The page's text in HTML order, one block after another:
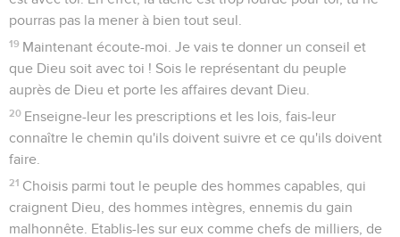
pourras pas la mener à bien tout seul.
19 Maintenant écoute-moi. Je vais te donner un conseil et
que Dieu soit avec toi ! Sois le représentant du peuple
auprès de Dieu et porte les affaires devant Dieu.
20 Enseigne-leur les prescriptions et les lois, fais-leur
connaître le chemin qu'ils doivent suivre et ce qu'ils doivent
faire.
21 Choisis parmi tout le peuple des hommes capables, qui
craignent Dieu, des hommes intègres, ennemis du gain
malhonnête. Etablis-les sur eux comme chefs de milliers, de